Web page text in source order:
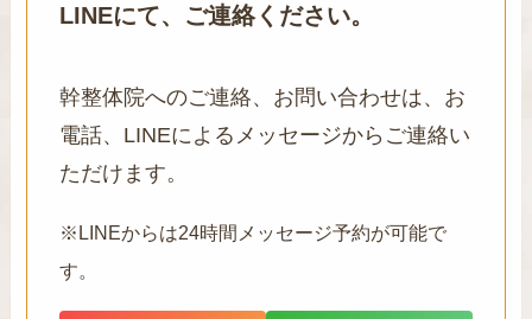
LINEにて、ご連絡ください。
幹整体院へのご連絡、お問い合わせは、お
電話、LINEによるメッセージからご連絡い
ただけます。
※LINEからは24時間メッセージ予約が可能で
す。